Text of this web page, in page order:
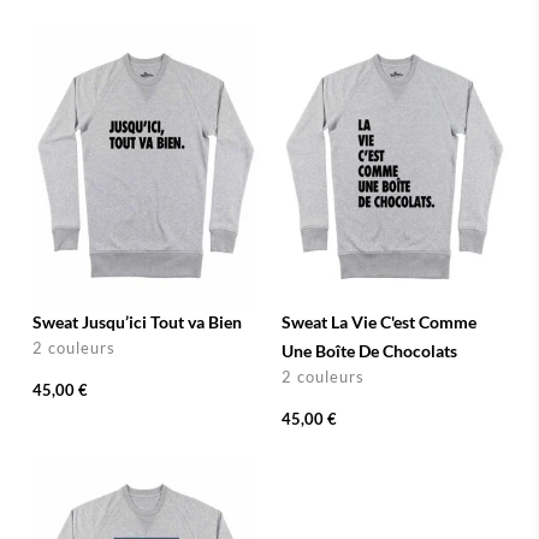
Sweat Jusqu’ici Tout va Bien
2 couleurs
45,00 €
Sweat La Vie C'est Comme
Une Boîte De Chocolats
2 couleurs
45,00 €